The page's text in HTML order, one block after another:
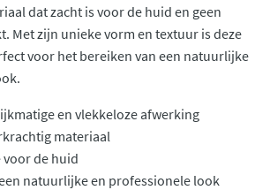
dat zacht is voor de huid en geen
Met zijn unieke vorm en textuur is deze
voor het bereiken van een natuurlijke
en vlekkeloze afwerking
materiaal
de huid
natuurlijke en professionele look